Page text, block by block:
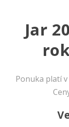
Jar
Ponuka platí